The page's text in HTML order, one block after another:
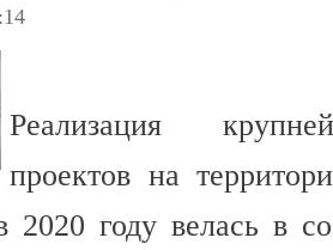
Реализация
проектов на
2020 году велась в